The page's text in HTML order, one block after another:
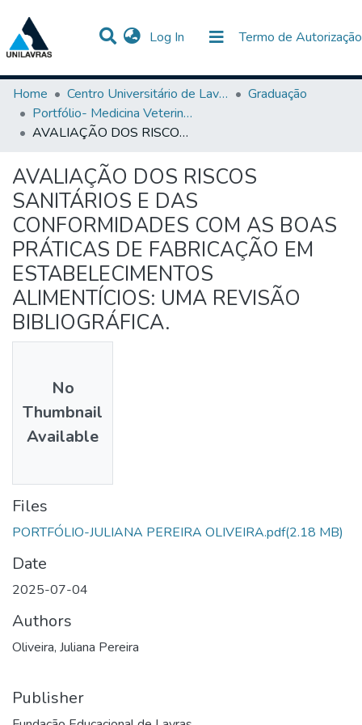
Log In (current) Termo de Autorização
Statistics
Communities & Collections
All of DSpace
Home
Centro Universitário de Lavras-UNILAVRAS
Graduação
Portfólio- Medicina Veterinária
AVALIAÇÃO DOS RISCOS SANITÁRIOS E DAS CONFORMIDADES COM AS BOAS PRÁTICAS DE FABRICAÇÃO EM ESTABELECIMENTOS ALIMENTÍCIOS: UMA REVISÃO BIBLIOGRÁFICA.
AVALIAÇÃO DOS RISCOS
SANITÁRIOS E DAS
CONFORMIDADES COM AS BOAS
PRÁTICAS DE FABRICAÇÃO EM
ESTABELECIMENTOS
ALIMENTÍCIOS: UMA REVISÃO
BIBLIOGRÁFICA.
No
Thumbnail
Available
Files
PORTFÓLIO-JULIANA PEREIRA OLIVEIRA.pdf(2.18 MB)
Date
2025-07-04
Authors
Oliveira, Juliana Pereira
Publisher